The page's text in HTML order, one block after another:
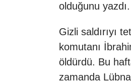
olduğunu yazdı.
Gizli saldırıyı
komutanı
öldürdü. Bu
zamanda